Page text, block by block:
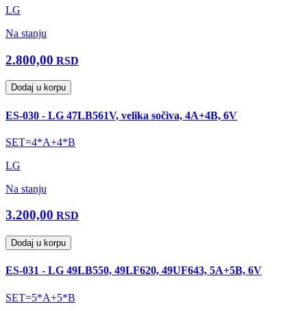
LG
Na stanju
2.800,00 RSD
Dodaj u korpu
ES-030 - LG 47LB561V, velika sočiva, 4A+4B, 6V
SET=4*A+4*B
LG
Na stanju
3.200,00 RSD
Dodaj u korpu
ES-031 - LG 49LB550, 49LF620, 49UF643, 5A+5B, 6V
SET=5*A+5*B